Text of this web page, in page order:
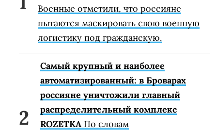
Военные отметили, что россияне
пытаются маскировать свою военную
логистику под гражданскую.
Самый крупный и наиболее
автоматизированный: в Броварах
россияне уничтожили главный
распределительный комплекс
ROZETKA По словам